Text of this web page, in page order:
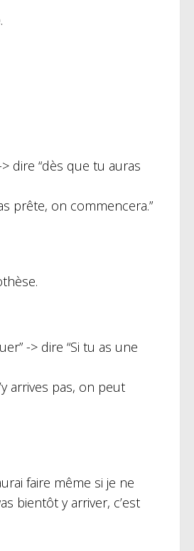
.
dire “dès que tu auras
prête, on commencera.”
-> dire “Si tu as une
arrives pas, on peut
faire même si je ne
bientôt y arriver, c’est